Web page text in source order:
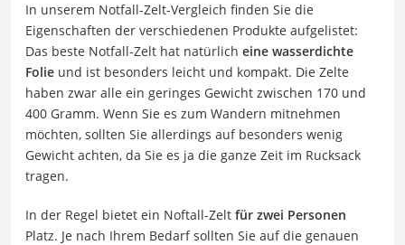
In unserem Notfall-Zelt-Vergleich finden Sie die
Eigenschaften der verschiedenen Produkte aufgelistet:
Das beste Notfall-Zelt hat natürlich eine wasserdichte
Folie und ist besonders leicht und kompakt. Die Zelte
haben zwar alle ein geringes Gewicht zwischen 170 und
400 Gramm. Wenn Sie es zum Wandern mitnehmen
möchten, sollten Sie allerdings auf besonders wenig
Gewicht achten, da Sie es ja die ganze Zeit im Rucksack
tragen.
In der Regel bietet ein Noftall-Zelt für zwei Personen
Platz. Je nach Ihrem Bedarf sollten Sie auf die genauen